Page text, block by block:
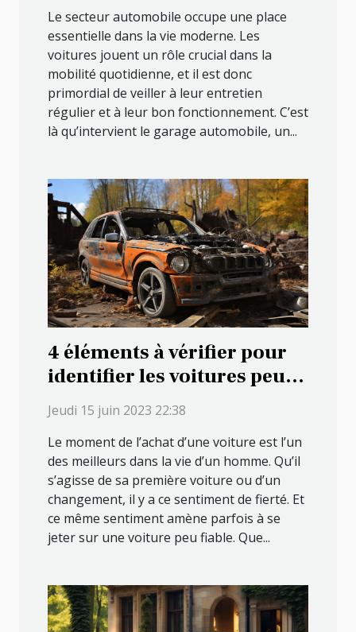
Le secteur automobile occupe une place
essentielle dans la vie moderne. Les
voitures jouent un rôle crucial dans la
mobilité quotidienne, et il est donc
primordial de veiller à leur entretien
régulier et à leur bon fonctionnement. C’est
là qu’intervient le garage automobile, un...
4 éléments à vérifier pour
identifier les voitures peu
fiables
Jeudi 15 juin 2023 22:38
Le moment de l’achat d’une voiture est l’un
des meilleurs dans la vie d’un homme. Qu’il
s’agisse de sa première voiture ou d’un
changement, il y a ce sentiment de fierté. Et
ce même sentiment amène parfois à se
jeter sur une voiture peu fiable. Que...